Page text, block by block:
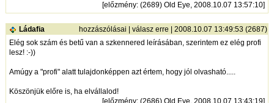
[előzmény: (2689) Old Eye, 2008.10.07 13:57:10]
Ládafia hozzászólásai |válasz erre | 2008.10.07 13:49:53 (2687)
Elég sok szám és betű van a szkennered leírásában, szerintem ez elég profi
lesz! :-))
Amúgy a "profi" alatt tulajdonképpen azt értem, hogy jól olvasható.....
Köszönjük előre is, ha elvállalod!
[előzmény: (2686) Old Eye, 2008.10.07 13:43:19]